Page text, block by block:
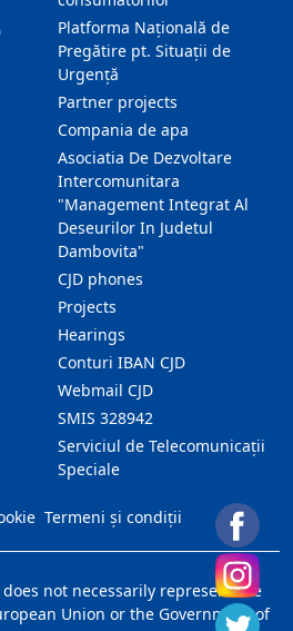
Platforma Națională de
Pregătire pt. Situații de
Urgență
Partner projects
Compania de apa
Asociatia De Dezvoltare
Intercomunitara
"Management Integrat Al
Deseurilor In Judetul
Dambovita"
CJD phones
Projects
Hearings
Conturi IBAN CJD
Webmail CJD
SMIS 328942
Serviciul de Telecomunicații
Speciale
Termeni și condiții
not necessarily represent the
Union or the Government of